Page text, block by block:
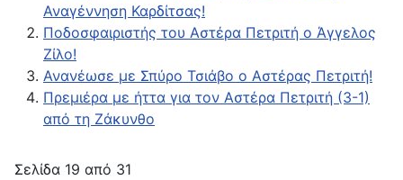
Αναγέννηση Καρδίτσας!
Ποδοσφαιριστής του Αστέρα Πετριτή ο Άγγελος
Ζίλο!
Ανανέωσε με Σπύρο Τσιάβο ο Αστέρας Πετριτή!
Πρεμιέρα με ήττα για τον Αστέρα Πετριτή (3-1)
από τη Ζάκυνθο
Σελίδα 19 από 31